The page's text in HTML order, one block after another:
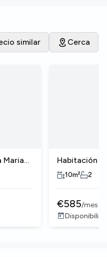
similar Cerca
Maria
Habitación
Adelaide di
10m² 2
€585/mes